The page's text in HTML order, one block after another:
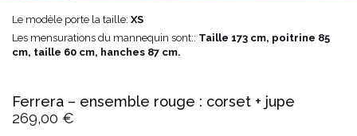
Ferrera – ensemble rouge : corset + jupe
269,00 €
Le modèle porte la taille: XS
Les mensurations du mannequin sont:: Taille 173 cm, poitrine 85
cm, taille 60 cm, hanches 87 cm.